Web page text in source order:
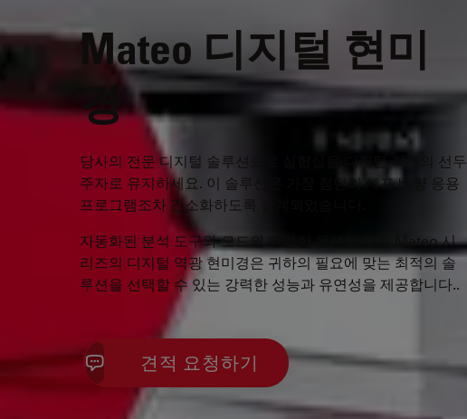
Mateo 디지털 현미
경
당사의 전문 디지털 솔루션으로 실험실을 디지털 혁신의 선두
주자로 유지하세요. 이 솔루션은 가장 첨단의 세포 배양 응용
프로그램조차 간소화하도록 설계되었습니다.
자동화된 분석 도구와 모드의 다양한 옵션을 갖춘 Mateo 시
리즈의 디지털 역광 현미경은 귀하의 필요에 맞는 최적의 솔
루션을 선택할 수 있는 강력한 성능과 유연성을 제공합니다..
견적 요청하기